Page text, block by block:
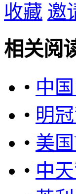
收藏 邀
相关阅
• 中
• 明
• 美
• 中